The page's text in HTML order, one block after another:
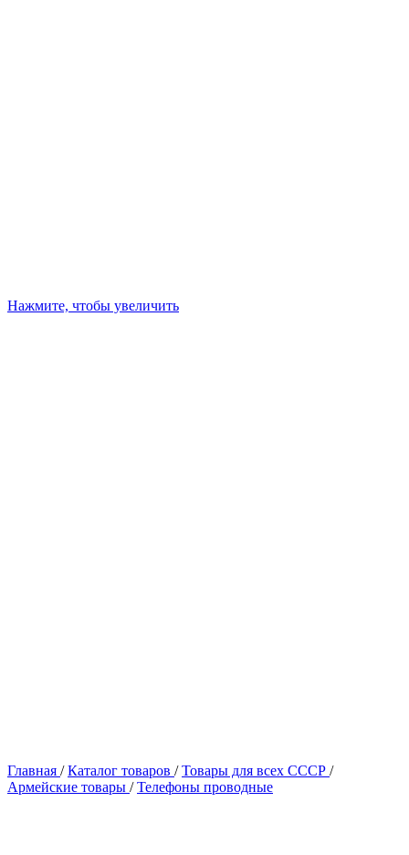
Нажмите, чтобы увеличить
Главная / Каталог товаров / Товары для всех СССР /
Армейские товары / Телефоны проводные